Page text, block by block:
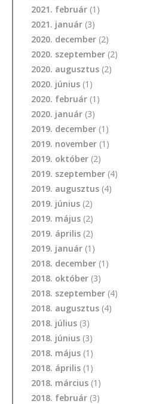
2021. február (1)
2021. január (3)
2020. december (2)
2020. szeptember (2)
2020. augusztus (2)
2020. június (1)
2020. február (1)
2020. január (3)
2019. december (1)
2019. november (1)
2019. október (2)
2019. szeptember (4)
2019. augusztus (4)
2019. június (2)
2019. május (2)
2019. április (2)
2019. január (1)
2018. december (1)
2018. október (3)
2018. szeptember (4)
2018. augusztus (4)
2018. július (3)
2018. június (3)
2018. május (1)
2018. április (1)
2018. március (1)
2018. február (3)